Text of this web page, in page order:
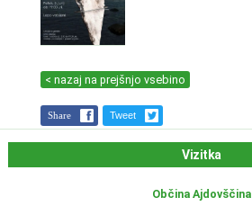
< nazaj na prejšnjo vsebino
Share Tweet
Vizitka
Občina Ajdovščina